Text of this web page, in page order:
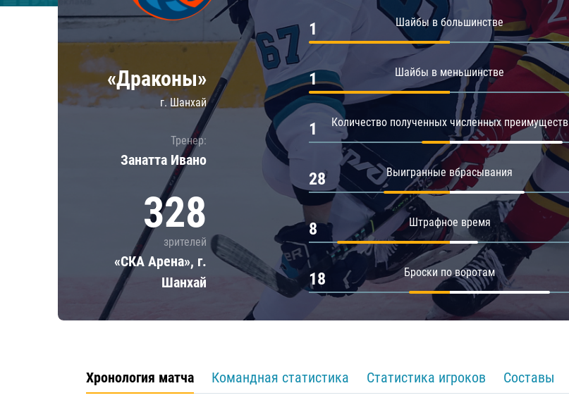
Локомотив
Шанхайские Драконы
Амур
Барыс
Салават Юлаев
«Драконы»
г. Шанхай
Тренер:
Занатта Иванo
328
зрителей
«СКА Арена», г.
Шанхай
Шайбы в большинстве
1
Шайбы в меньшинстве
1
Количество полученных численных преимуществ
1
Выигранные вбрасывания
28
Штрафное время
8
Броски по воротам
18
Хронология матча Командная статистика Статистика игроков Составы